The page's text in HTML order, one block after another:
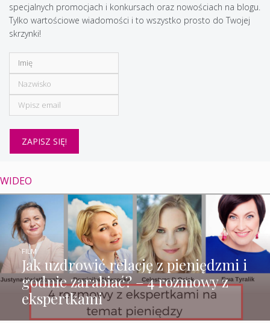
specjalnych promocjach i konkursach oraz nowościach na blogu.
Tylko wartościowe wiadomości i to wszystko prosto do Twojej
skrzynki!
WIDEO
Jak uzdrowić relację z pieniędzmi i
godnie zarabiać? – 4 rozmowy z
ekspertkami
FILM